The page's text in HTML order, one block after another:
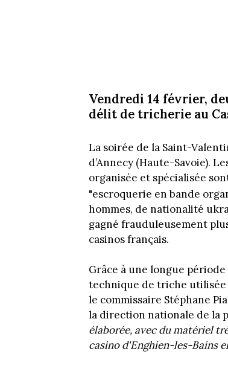
Vendredi 14 février,
délit de tricherie au
La soirée de la Saint-
d’Annecy (Haute-Savoie).
organisée et spécialisée
"escroquerie en bande
hommes, de nationalité
gagné frauduleusement
casinos français.
Grâce à une longue
technique de triche utilisée
le commissaire Stéphane
la direction nationale de la
élaborée, avec du matériel
casino d'Enghien-les-Bains